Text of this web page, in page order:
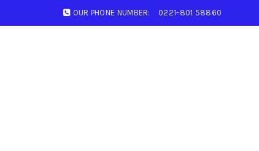
OUR PHONE NUMBER: 0221-801 58860